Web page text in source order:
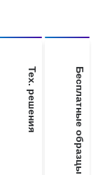
Тех. решения Бесплатные образцы